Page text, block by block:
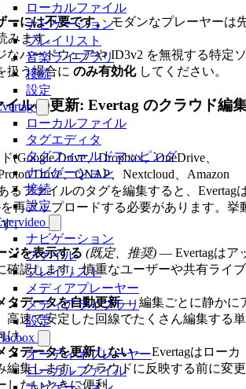
ローカルファイル
ナビゲーション
プレイリスト
音楽ライブラリ
接続
設定
ローカルファイル
タグエディタ
タグフィールドマッピング
ナビゲーション
接続
設定
ナビゲーション
ファイル
プレイリスト
メディアプレーヤー
メディアライブラリ
設定
オーディオプレーヤー
ローカルファイル
ーには不要です。 モダンなプレーヤーは
みます。
なハードウェアや ID3v2 を無視する特定ソ
扱う場合に のみ有効化してください。
イルの更新: Evertag のクラウド編
(Google Drive、Dropbox、OneDrive、
Drive、QNAP、Nextcloud、Amazon
るファイルのタグを編集すると、Evertag
再アップロードする必要があります。挙
。
ジを表示する (既定、推奨) — Evertagはア
確認します。慎重なユーザーや共有ライブ
タデータを自動更新— 編集ごとに静かに
高速で安定した回線でたくさん編集する単
け。
タデータを更新しない— Evertagはローカ
編集します。クラウドに反映する前に変更
したいときに便利。